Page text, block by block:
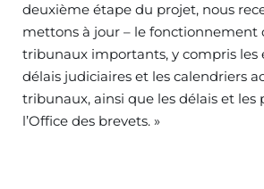
deuxième étape du projet, nous
mettons à jour – le fonctionnement
tribunaux importants, y compris les
délais judiciaires et les calendriers
tribunaux, ainsi que les délais et les
l’Office des brevets. »